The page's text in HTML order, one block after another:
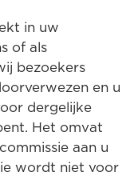
in uw
of als
bezoekers
en u
dergelijke
Het omvat
aan u
wordt niet voor